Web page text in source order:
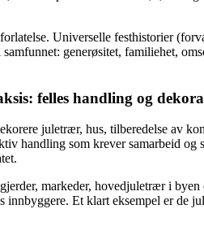
Universelle festhistorier
generøsitet, familiehet,
felles handling og
juletrær, hus, tilberedelse av
handling som krever samarbeid og
markeder, hovedjuletrær i
Et klart eksempel er de